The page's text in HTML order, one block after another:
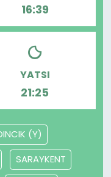
16:39
YATSI
21:25
(Y)
SARAYKENT